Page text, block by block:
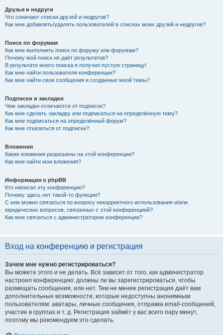
Друзья и недруги
Что означают списки друзей и недругов?
Как мне добавлять/удалять пользователей в списках моих друзей и недругов?
Поиск по форумам
Как мне выполнить поиск по форуму или форумам?
Почему мой поиск не даёт результатов?
В результате моего поиска я получил пустую страницу!
Как мне найти пользователя конференции?
Как мне найти свои сообщения и созданные мной темы?
Подписки и закладки
Чем закладки отличаются от подписок?
Как мне сделать закладку или подписаться на определённую тему?
Как мне подписаться на определённый форум?
Как мне отказаться от подписки?
Вложения
Какие вложения разрешены на этой конференции?
Как мне найти мои вложения?
Информация о phpBB
Кто написал эту конференцию?
Почему здесь нет такой-то функции?
С кем можно связаться по вопросу некорректного использования и/или
юридических вопросов, связанных с этой конференцией?
Как мне связаться с администратором конференции?
Вход на конференцию и регистрация
Зачем мне нужно регистрироваться?
Вы можете этого и не делать. Всё зависит от того, как администратор
настроил конференцию: должны ли вы зарегистрироваться, чтобы
размещать сообщения, или нет. Тем не менее регистрация даёт вам
дополнительные возможности, которые недоступны анонимным
пользователям: аватары, личные сообщения, отправка email-сообщений,
участие в группах и т. д. Регистрация займёт у вас всего пару минут,
поэтому мы рекомендуем это сделать.